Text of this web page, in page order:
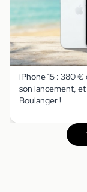
iPhone 15 : 380
son lancement,
Boulanger !